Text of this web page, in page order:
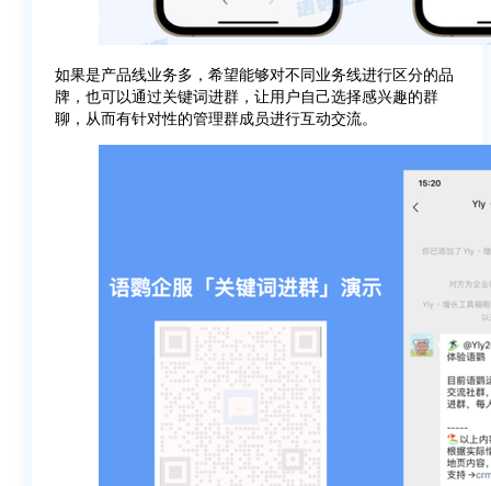
如果是产品线业务多，希望能够对不同业务线进行区分的品
牌，也可以通过关键词进群，让用户自己选择感兴趣的群
聊，从而有针对性的管理群成员进行互动交流。